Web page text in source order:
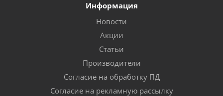
Информация
Новости
Акции
Статьи
Производители
Согласие на обработку ПД
Согласие на рекламную рассылку